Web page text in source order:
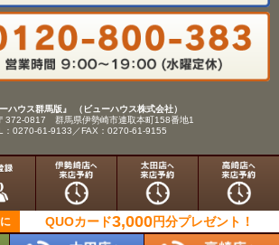
ーハウス群馬版』 （ビューハウス株式会社）
372-0817 群馬県伊勢崎市連取本町158番地1
：0270-61-9133／FAX：0270-61-9155
House(R)Inc.All Rights Reserved.
QUOカード3,000円分プレゼント！